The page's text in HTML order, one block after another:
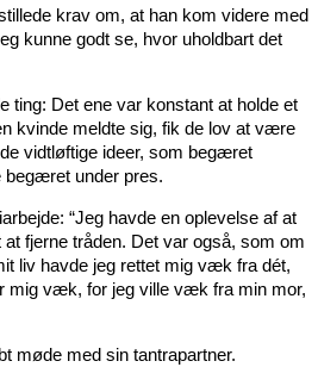
krav om, at han kom videre med
kunne godt se, hvor uholdbart det
Det ene var konstant at holde et
kvinde meldte sig, fik de lov at være
vidtløftige ideer, som begæret
begæret under pres.
“Jeg havde en oplevelse af at
fjerne tråden. Det var også, som om
liv havde jeg rettet mig væk fra dét,
mig væk, for jeg ville væk fra min mor,
møde med sin tantrapartner.